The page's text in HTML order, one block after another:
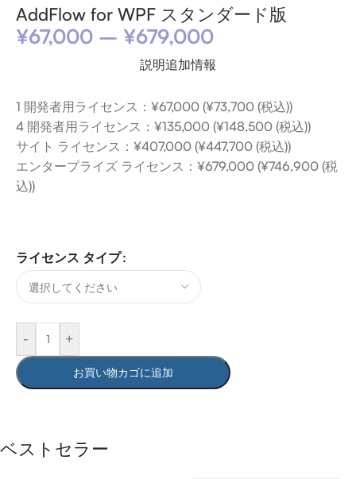
AddFlow for WPF スタンダード版
¥67,000 – ¥679,000
説明追加情報
1 開発者用ライセンス：¥67,000 (¥73,700 (税込))
4 開発者用ライセンス：¥135,000 (¥148,500 (税込))
サイト ライセンス：¥407,000 (¥447,700 (税込))
エンタープライズ ライセンス：¥679,000 (¥746,900 (税
込))
ライセンス タイプ
- +
お買い物カゴに追加
ベストセラー